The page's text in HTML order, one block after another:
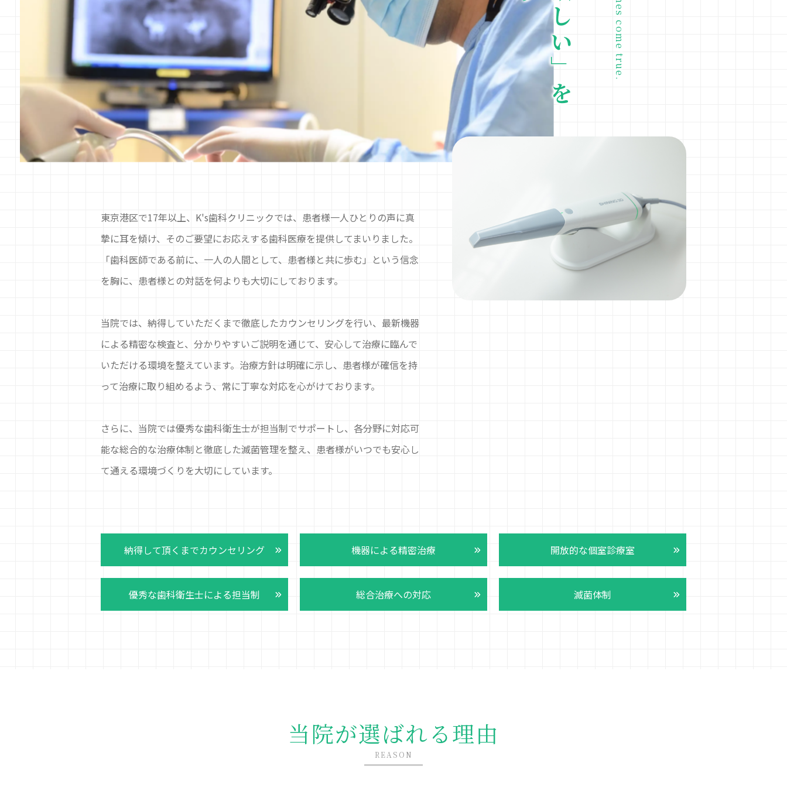
東京港区で17年以上、K's歯科クリニックでは、患者様一人ひとりの声に真
摯に耳を傾け、そのご要望にお応えする歯科医療を提供してまいりました。
「歯科医師である前に、一人の人間として、患者様と共に歩む」という信念
を胸に、患者様との対話を何よりも大切にしております。
当院では、納得していただくまで徹底したカウンセリングを行い、最新機器
による精密な検査と、分かりやすいご説明を通じて、安心して治療に臨んで
いただける環境を整えています。治療方針は明確に示し、患者様が確信を持
って治療に取り組めるよう、常に丁寧な対応を心がけております。
さらに、当院では優秀な歯科衛生士が担当制でサポートし、各分野に対応可
能な総合的な治療体制と徹底した滅菌管理を整え、患者様がいつでも安心し
て通える環境づくりを大切にしています。
納得して頂くまでカウンセリング 機器による精密治療 開放的な個室診療室
優秀な歯科衛生士による担当制 総合治療への対応 滅菌体制
当院が選ばれる理由
REASON